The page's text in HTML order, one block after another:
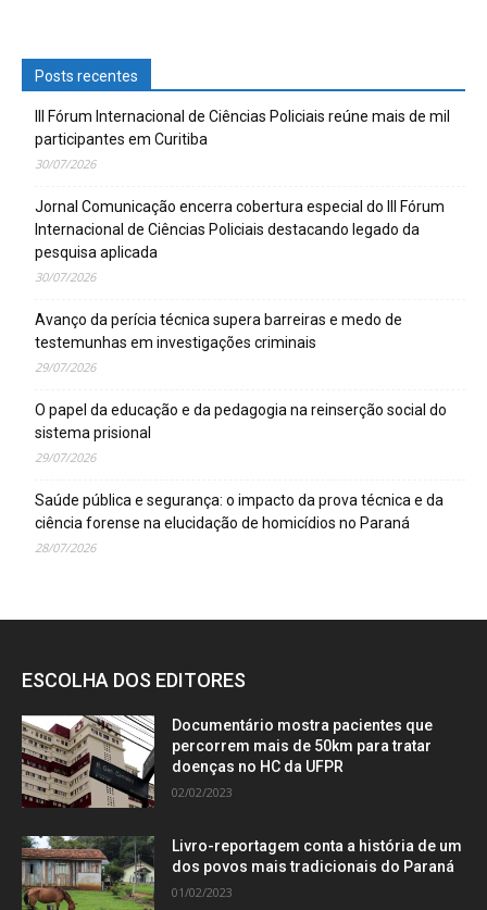
Posts recentes
III Fórum Internacional de Ciências Policiais reúne mais de mil
participantes em Curitiba
30/07/2026
Jornal Comunicação encerra cobertura especial do III Fórum
Internacional de Ciências Policiais destacando legado da
pesquisa aplicada
30/07/2026
Avanço da perícia técnica supera barreiras e medo de
testemunhas em investigações criminais
29/07/2026
O papel da educação e da pedagogia na reinserção social do
sistema prisional
29/07/2026
Saúde pública e segurança: o impacto da prova técnica e da
ciência forense na elucidação de homicídios no Paraná
28/07/2026
ESCOLHA DOS EDITORES
Documentário mostra pacientes que
percorrem mais de 50km para tratar
doenças no HC da UFPR
02/02/2023
Livro-reportagem conta a história de um
dos povos mais tradicionais do Paraná
01/02/2023